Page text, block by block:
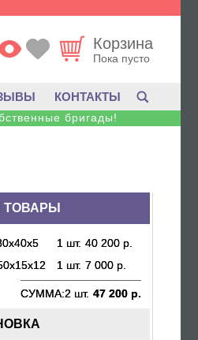
Корзина
Пока пусто
КОНТАКТЫ
бригады!
ТОВАРЫ
1 шт. 40 200 р.
1 шт. 7 000 р.
СУММА:2 шт. 47 200 р.